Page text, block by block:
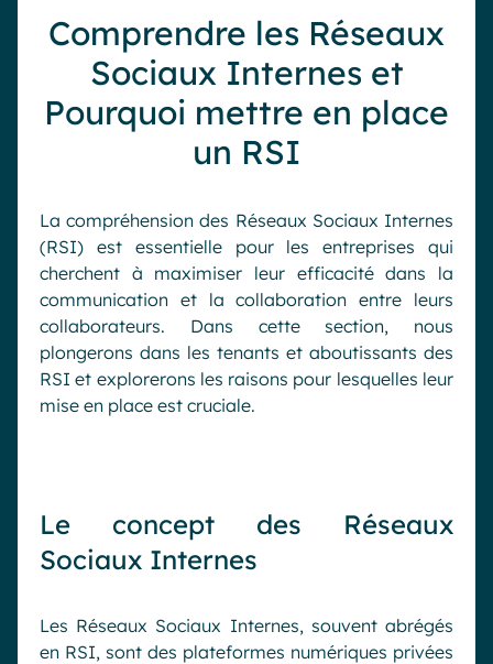
Analytique
IA générative
Sécurité & conformité
Comprendre les Réseaux
Sociaux Internes et
Pourquoi mettre en place
un RSI
La compréhension des Réseaux Sociaux Internes
(RSI) est essentielle pour les entreprises qui
cherchent à maximiser leur efficacité dans la
communication et la collaboration entre leurs
collaborateurs. Dans cette section, nous
plongerons dans les tenants et aboutissants des
RSI et explorerons les raisons pour lesquelles leur
mise en place est cruciale.
Le concept des Réseaux
Sociaux Internes
Les Réseaux Sociaux Internes, souvent abrégés
en RSI, sont des plateformes numériques privées